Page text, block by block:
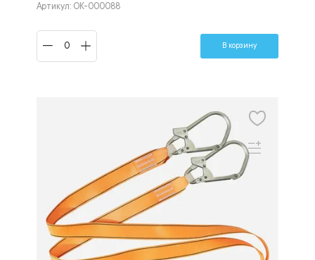
Артикул: ОК-000088
В корзину